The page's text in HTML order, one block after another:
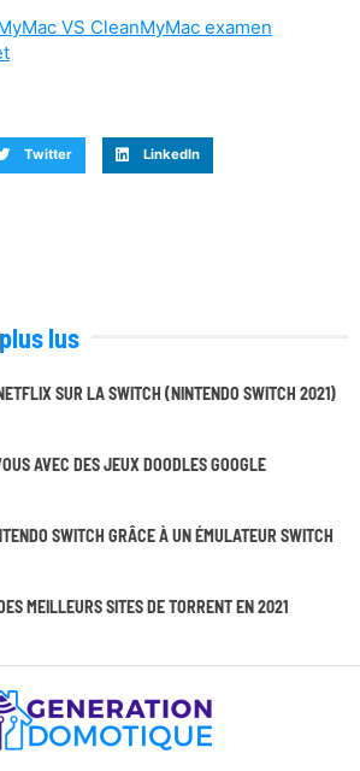
VS CleanMyMac examen
Twitter LinkedIn
lus
SUR LA SWITCH (NINTENDO SWITCH 2021)
AVEC DES JEUX DOODLES GOOGLE
SWITCH GRÂCE À UN ÉMULATEUR SWITCH
MEILLEURS SITES DE TORRENT EN 2021